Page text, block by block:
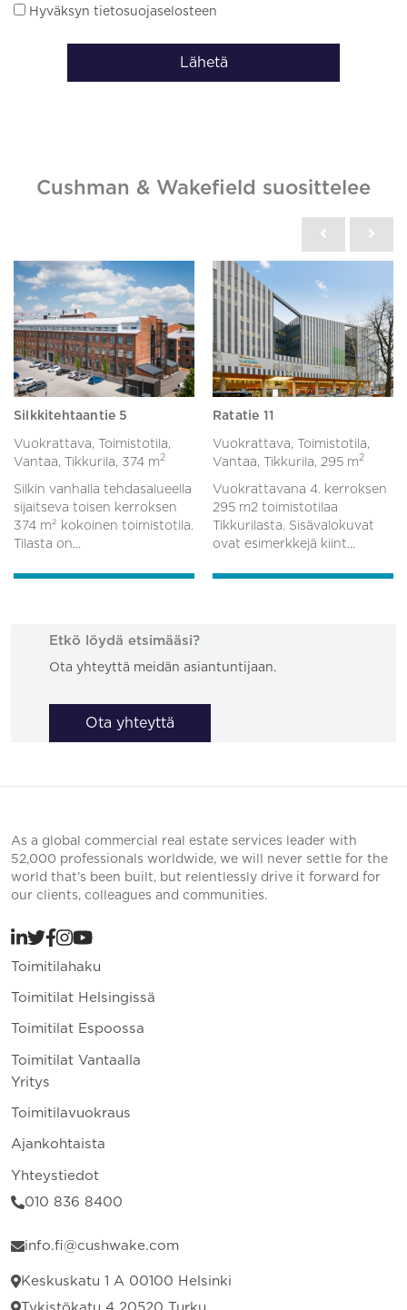
Hyväksyn tietosuojaselosteen
Lähetä
Cushman & Wakefield suosittelee
Silkkitehtaantie 5
Vuokrattava, Toimistotila,
Vantaa, Tikkurila, 374 m2
Silkin vanhalla tehdasalueella
sijaitseva toisen kerroksen
374 m² kokoinen toimistotila.
Tilasta on...
Ratatie 11
Vuokrattava, Toimistotila,
Vantaa, Tikkurila, 295 m2
Vuokrattavana 4. kerroksen
295 m2 toimistotilaa
Tikkurilasta. Sisävalokuvat
ovat esimerkkejä kiint...
Etkö löydä etsimääsi?
Ota yhteyttä meidän asiantuntijaan.
Ota yhteyttä
As a global commercial real estate services leader with
52,000 professionals worldwide, we will never settle for the
world that’s been built, but relentlessly drive it forward for
our clients, colleagues and communities.
Toimitilahaku
Toimitilat Helsingissä
Toimitilat Espoossa
Toimitilat Vantaalla
Yritys
Toimitilavuokraus
Ajankohtaista
Yhteystiedot
010 836 8400
info.fi@cushwake.com
Keskuskatu 1 A 00100 Helsinki